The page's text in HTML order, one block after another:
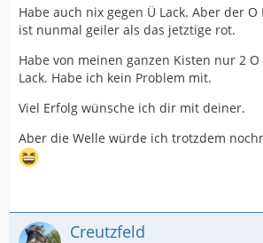
Habe auch nix gegen Ü Lack. Aber der
ist nunmal geiler als das jetztige rot.
Habe von meinen ganzen Kisten nur 2 O
Lack. Habe ich kein Problem mit.
Viel Erfolg wünsche ich dir mit deiner.
Aber die Welle würde ich trotzdem
Creutzfeld